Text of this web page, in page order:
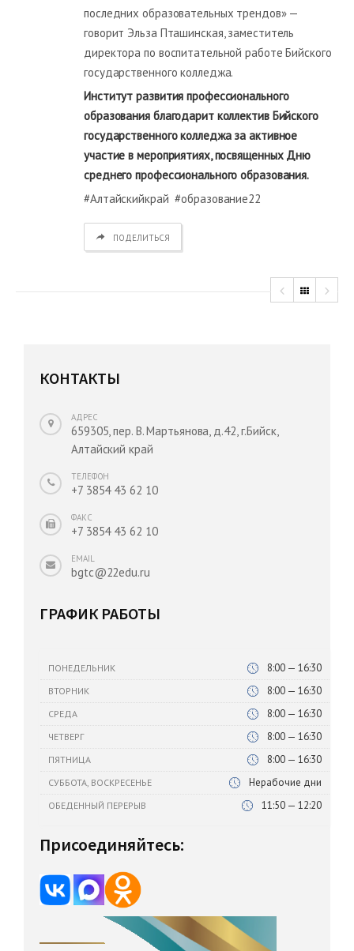
последних образовательных трендов» —
говорит Эльза Пташинская, заместитель
директора по воспитательной работе Бийского
государственного колледжа.
Институт развития профессионального
образования благодарит коллектив Бийского
государственного колледжа за активное
участие в мероприятиях, посвященных Дню
среднего профессионального образования.
#Алтайскийкрай #образование22
ПОДЕЛИТЬСЯ
КОНТАКТЫ
АДРЕС
659305, пер. В. Мартьянова, д.42, г.Бийск,
Алтайский край
ТЕЛЕФОН
+7 3854 43 62 10
ФАКС
+7 3854 43 62 10
EMAIL
bgtc@22edu.ru
ГРАФИК РАБОТЫ
ПОНЕДЕЛЬНИК 8:00 — 16:30
ВТОРНИК 8:00 — 16:30
СРЕДА 8:00 — 16:30
ЧЕТВЕРГ 8:00 — 16:30
ПЯТНИЦА 8:00 — 16:30
СУББОТА, ВОСКРЕСЕНЬЕ Нерабочие дни
ОБЕДЕННЫЙ ПЕРЕРЫВ 11:50 — 12:20
Присоединяйтесь: